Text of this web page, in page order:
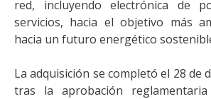
red, incluyendo electrónica de
servicios, hacia el objetivo más
hacia un futuro energético
La adquisición se completó el 28 de
tras la aprobación